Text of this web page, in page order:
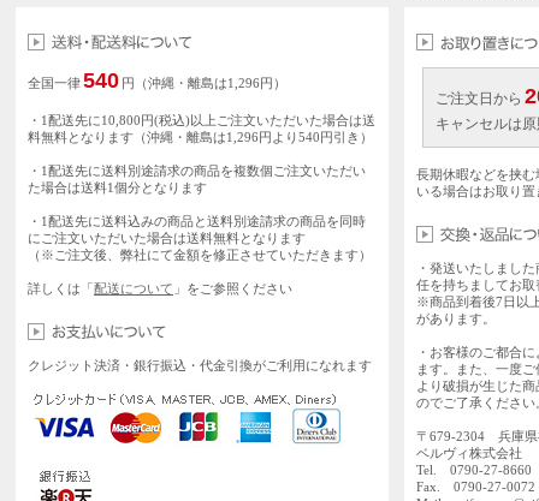
全国一律540 円（沖縄・離島は1,296円）
・1配送先に10,800円(税込)以上ご注文いただいた場合は送
料無料となります（沖縄・離島は1,296円より540円引き）
・1配送先に送料別途請求の商品を複数個ご注文いただい
た場合は送料1個分となります
・1配送先に送料込みの商品と送料別途請求の商品を同時
にご注文いただいた場合は送料無料となります
（※ご注文後、弊社にて金額を修正させていただきます）
詳しくは「配送について 」をご参照ください
クレジット決済・銀行振込・代金引換がご利用になれます
ご注文日から
キャンセルは
長期休暇などを挟
いる場合はお取り
・発送いたしまし
任を持ちましてお
※商品到着後7日以
があります。
・お客様のご都合
ます。また、一度
より破損が生じた
のでご了承ください
〒679-2304 兵庫県
ベルヴィ株式会社
Tel. 0790-27-
Fax. 0790-27-0072